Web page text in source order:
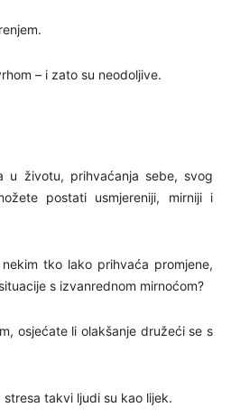
– i zato su neodoljive.
u životu, prihvaćanja sebe, svog
postati usmjereniji, mirniji i
tko lako prihvaća promjene,
s izvanrednom mirnoćom?
osjećate li olakšanje družeći se s
takvi ljudi su kao lijek.